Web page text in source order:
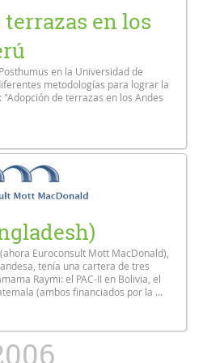
en los
en la Universidad de
metodologías para lograr la
de terrazas en los Andes
Euroconsult Mott MacDonald),
tenía una cartera de tres
Raymi: el PAC-II en Bolivia, el
(ambos financiados por la ...